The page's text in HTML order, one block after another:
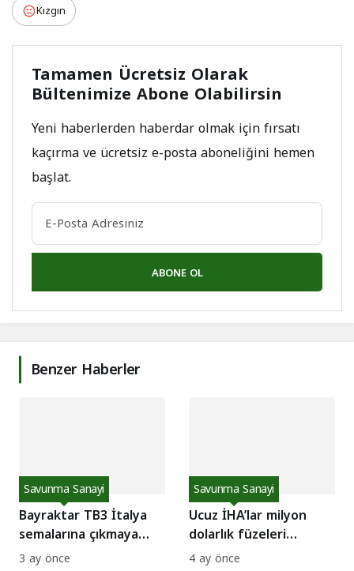
Kızgın
Tamamen Ücretsiz Olarak
Bültenimize Abone Olabilirsin
Yeni haberlerden haberdar olmak için fırsatı
kaçırma ve ücretsiz e-posta aboneliğini hemen
başlat.
ABONE OL
Benzer Haberler
Bayraktar TB3 İtalya
semalarına çıkmaya
hazırlanıyor
Savunma Sanayi
3 ay önce
Ucuz İHA’lar milyon
dolarlık füzeleri
zorluyor
Savunma Sanayi
4 ay önce